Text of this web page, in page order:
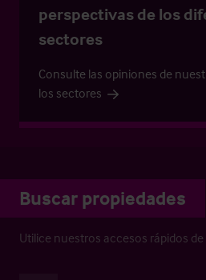
perspectivas de los
sectores
Consulte las opiniones de
los sectores
Buscar propiedades
Utilice nuestros accesos rápidos